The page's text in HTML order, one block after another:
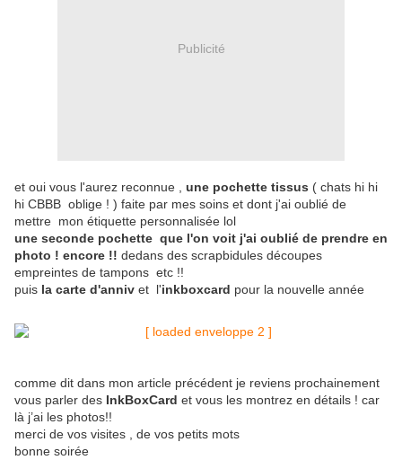
Publicité
et oui vous l'aurez reconnue , une pochette tissus ( chats hi hi
hi CBBB oblige ! ) faite par mes soins et dont j'ai oublié de
mettre mon étiquette personnalisée lol
une seconde pochette que l'on voit j'ai oublié de prendre en
photo ! encore !! dedans des scrapbidules découpes
empreintes de tampons etc !!
puis la carte d'anniv et l'inkboxcard pour la nouvelle année
comme dit dans mon article précédent je reviens prochainement
vous parler des InkBoxCard et vous les montrez en détails ! car
là j’ai les photos!!
merci de vos visites , de vos petits mots
bonne soirée